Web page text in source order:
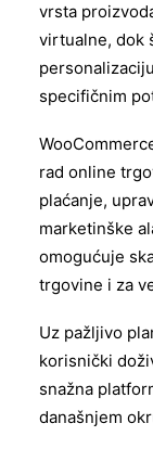
vrsta
virtualne, dok
specifičnim
rad online
plaćanje,
marketinške
omogućuje
trgovine i za
Uz pažljivo
korisnički
snažna
današnjem